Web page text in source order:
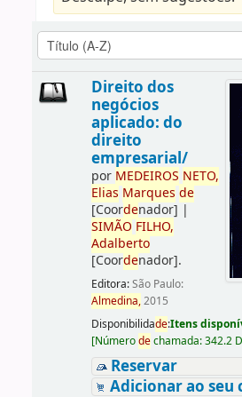
Direito dos
negócios
aplicado: do
direito
empresarial/
por MEDEIROS NETO,
Elias Marques de
[Coordenador] |
SIMÃO FILHO,
Adalberto
[Coordenador].
Editora:São Paulo:
Almedina,2015
Disponibilidade:Itens
[Númerodechamada:342.2
Reservar
Adicionar ao seu